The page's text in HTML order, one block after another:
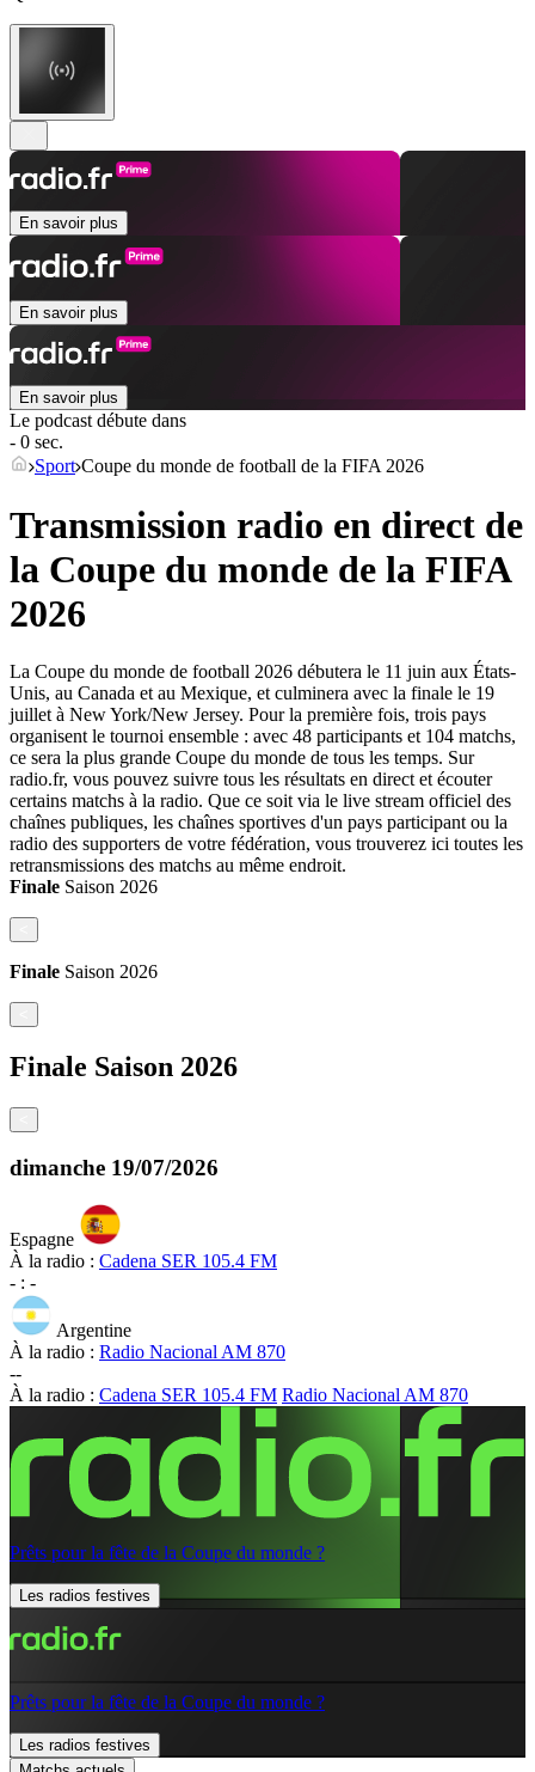
En savoir plus
En savoir plus
En savoir plus
Le podcast débute dans
- 0 sec.
Sport Coupe du monde de football de la FIFA 2026
Transmission radio en direct de
la Coupe du monde de la FIFA
2026
La Coupe du monde de football 2026 débutera le 11 juin aux États-
Unis, au Canada et au Mexique, et culminera avec la finale le 19
juillet à New York/New Jersey. Pour la première fois, trois pays
organisent le tournoi ensemble : avec 48 participants et 104 matchs,
ce sera la plus grande Coupe du monde de tous les temps. Sur
radio.fr, vous pouvez suivre tous les résultats en direct et écouter
certains matchs à la radio. Que ce soit via le live stream officiel des
chaînes publiques, les chaînes sportives d'un pays participant ou la
radio des supporters de votre fédération, vous trouverez ici toutes les
retransmissions des matchs au même endroit.
Finale Saison 2026
Finale Saison 2026
Finale Saison 2026
dimanche 19/07/2026
Espagne
À la radio : Cadena SER 105.4 FM
- : -
Argentine
À la radio : Radio Nacional AM 870
--
À la radio : Cadena SER 105.4 FM Radio Nacional AM 870
Prêts pour la fête de la Coupe du monde ?
Les radios festives
Prêts pour la fête de la Coupe du monde ?
Les radios festives